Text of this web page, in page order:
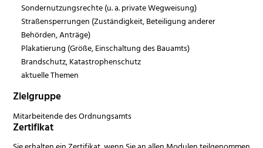
Sondernutzungsrechte (u. a. private Wegweisung)
Straßensperrungen (Zuständigkeit, Beteiligung anderer
Behörden, Anträge)
Plakatierung (Größe, Einschaltung des Bauamts)
Brandschutz, Katastrophenschutz
aktuelle Themen
Zielgruppe
Mitarbeitende des Ordnungsamts
Zertifikat